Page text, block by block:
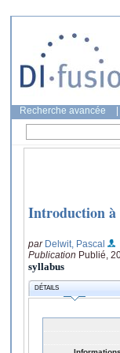
Recherche avancée
Introduction à
par Delwit, Pascal
Publication Publié,
syllabus
DÉTAILS